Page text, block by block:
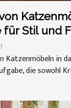
für Stil und
Katzenmöbeln in
die sowohl